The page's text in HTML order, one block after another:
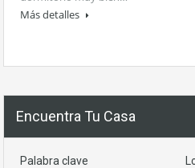
Más detalles
Encuentra Tu Casa
Palabra clave